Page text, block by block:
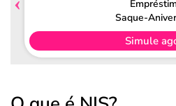
Saque-
Simule